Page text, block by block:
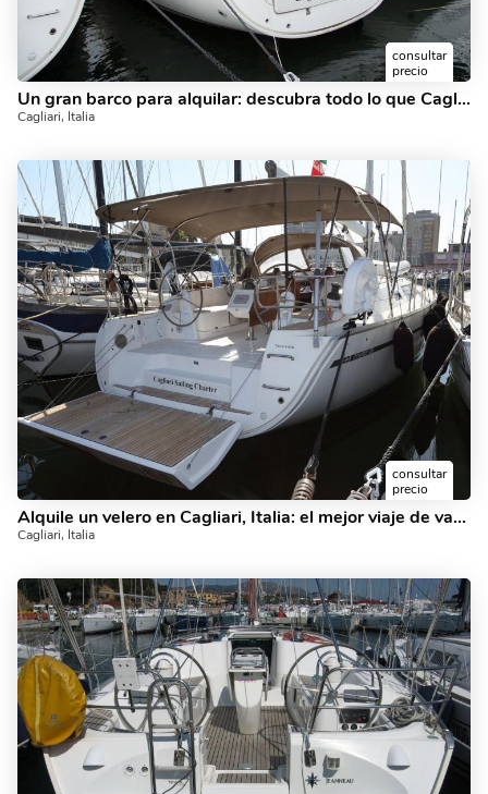
consultar
precio
Un gran barco para alquilar: descubra todo lo que Cagliari, Italia puede ofrecer a bordo de un barco de vela.
Cagliari, Italia
consultar
precio
Alquile un velero en Cagliari, Italia: el mejor viaje de vacaciones en un alquiler de yate para 8 personas.
Cagliari, Italia